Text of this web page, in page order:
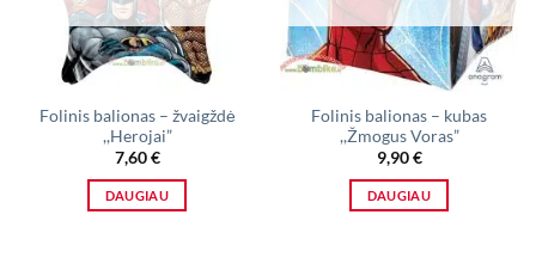
Folinis balionas – žvaigždė
,,Herojai”
7,60€
DAUGIAU
Folinis balionas – kubas
,,Žmogus Voras”
9,90€
DAUGIAU